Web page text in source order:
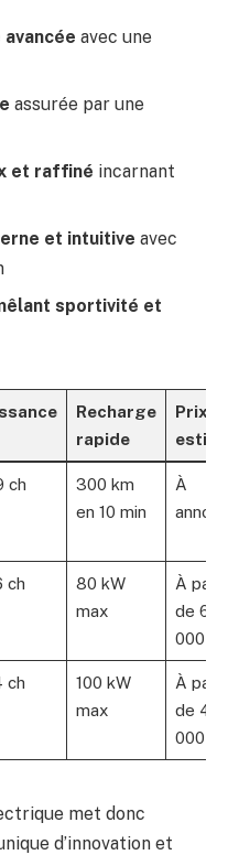
avec une
assurée par une
et raffiné incarnant
et intuitive avec
sportivité et
Recharge
rapide
Prix
ch
300 km
en 10 min
À
ch
80 kW
max
À
de 67
000 €
ch
100 kW
max
À
de 45
000 €
met donc
d’innovation et